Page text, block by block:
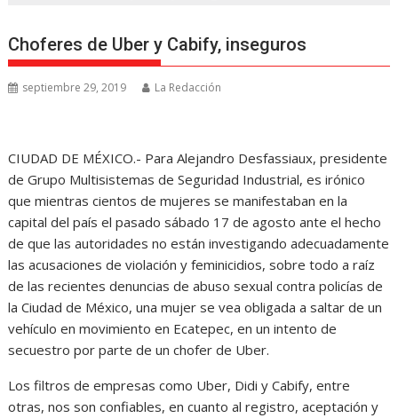
Choferes de Uber y Cabify, inseguros
septiembre 29, 2019 La Redacción
CIUDAD DE MÉXICO.- Para Alejandro Desfassiaux, presidente
de Grupo Multisistemas de Seguridad Industrial, es irónico
que mientras cientos de mujeres se manifestaban en la
capital del país el pasado sábado 17 de agosto ante el hecho
de que las autoridades no están investigando adecuadamente
las acusaciones de violación y feminicidios, sobre todo a raíz
de las recientes denuncias de abuso sexual contra policías de
la Ciudad de México, una mujer se vea obligada a saltar de un
vehículo en movimiento en Ecatepec, en un intento de
secuestro por parte de un chofer de Uber.
Los filtros de empresas como Uber, Didi y Cabify, entre
otras, nos son confiables, en cuanto al registro, aceptación y